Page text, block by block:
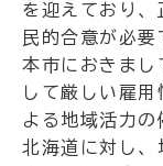
を迎えており、
民的合意が必要
本市におきまし
して厳しい雇
よる地域活力の
北海道に対し、